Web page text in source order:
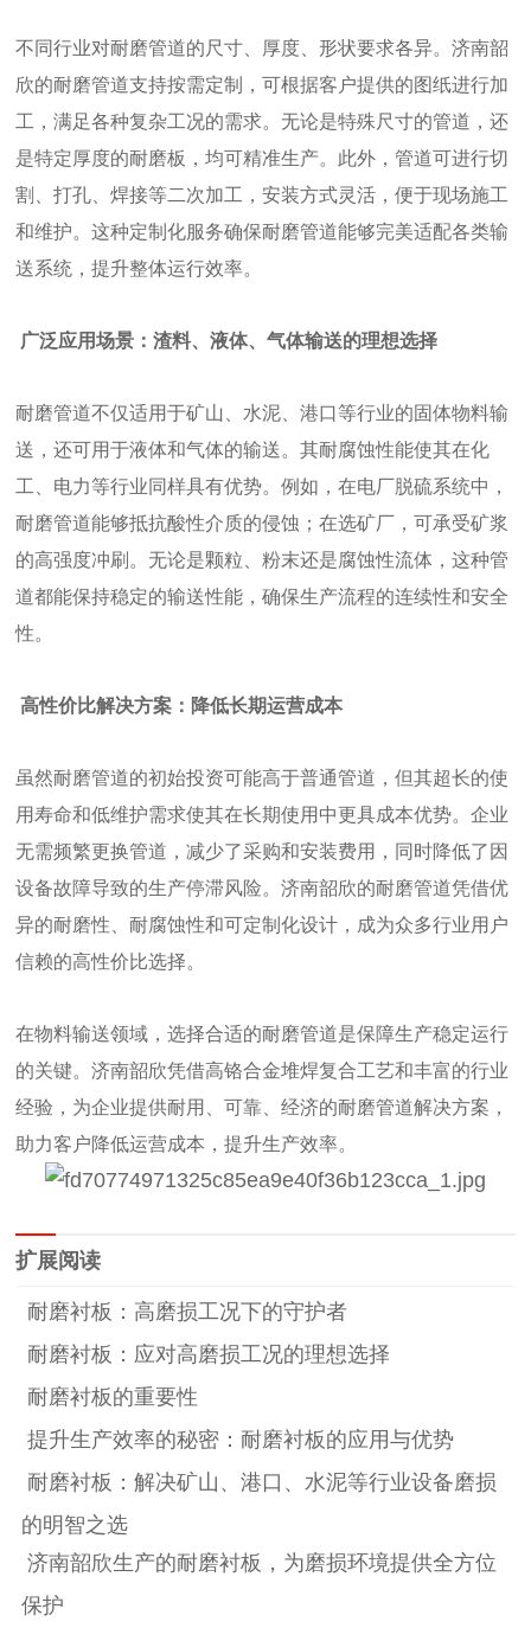
不同行业对耐磨管道的尺寸、厚度、形状要求各异。济南韶
欣的耐磨管道支持按需定制，可根据客户提供的图纸进行加
工，满足各种复杂工况的需求。无论是特殊尺寸的管道，还
是特定厚度的耐磨板，均可精准生产。此外，管道可进行切
割、打孔、焊接等二次加工，安装方式灵活，便于现场施工
和维护。这种定制化服务确保耐磨管道能够完美适配各类输
送系统，提升整体运行效率。
广泛应用场景：渣料、液体、气体输送的理想选择
耐磨管道不仅适用于矿山、水泥、港口等行业的固体物料输
送，还可用于液体和气体的输送。其耐腐蚀性能使其在化
工、电力等行业同样具有优势。例如，在电厂脱硫系统中，
耐磨管道能够抵抗酸性介质的侵蚀；在选矿厂，可承受矿浆
的高强度冲刷。无论是颗粒、粉末还是腐蚀性流体，这种管
道都能保持稳定的输送性能，确保生产流程的连续性和安全
性。
高性价比解决方案：降低长期运营成本
虽然耐磨管道的初始投资可能高于普通管道，但其超长的使
用寿命和低维护需求使其在长期使用中更具成本优势。企业
无需频繁更换管道，减少了采购和安装费用，同时降低了因
设备故障导致的生产停滞风险。济南韶欣的耐磨管道凭借优
异的耐磨性、耐腐蚀性和可定制化设计，成为众多行业用户
信赖的高性价比选择。
在物料输送领域，选择合适的耐磨管道是保障生产稳定运行
的关键。济南韶欣凭借高铬合金堆焊复合工艺和丰富的行业
经验，为企业提供耐用、可靠、经济的耐磨管道解决方案，
助力客户降低运营成本，提升生产效率。
扩展阅读
耐磨衬板：高磨损工况下的守护者
耐磨衬板：应对高磨损工况的理想选择
耐磨衬板的重要性
提升生产效率的秘密：耐磨衬板的应用与优势
耐磨衬板：解决矿山、港口、水泥等行业设备磨损
的明智之选
济南韶欣生产的耐磨衬板，为磨损环境提供全方位
保护